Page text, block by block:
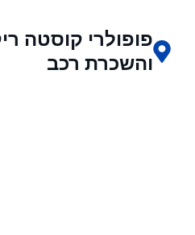
פופולרי קוסטה
והשכרת רכב